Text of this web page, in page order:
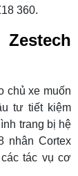
360.
chủ xe muốn
tư tiết kiệm
trang bị hệ
nhân Cortex
tác vụ cơ